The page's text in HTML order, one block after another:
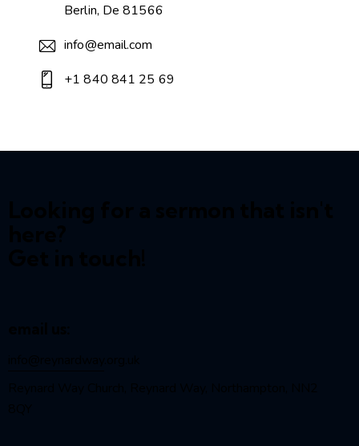
Berlin, De 81566
info@email.com
+1 840 841 25 69